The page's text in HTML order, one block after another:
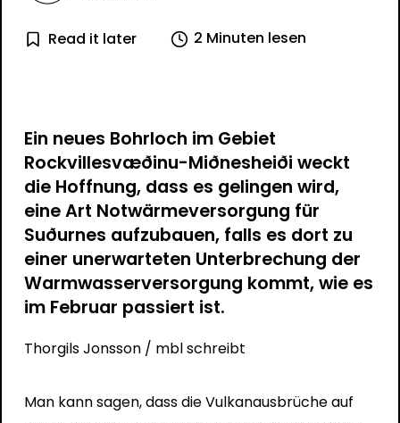
Read it later 2 Minuten lesen
Ein neues Bohrloch im Gebiet
Rockvillesvæðinu-Miðnesheiði weckt
die Hoffnung, dass es gelingen wird,
eine Art Notwärmeversorgung für
Suðurnes aufzubauen, falls es dort zu
einer unerwarteten Unterbrechung der
Warmwasserversorgung kommt, wie es
im Februar passiert ist.
Thorgils Jonsson/ mbl schreibt
Man kann sagen, dass die Vulkanausbrüche auf